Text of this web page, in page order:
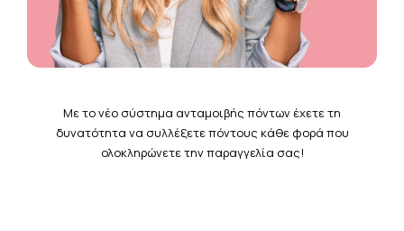
Με το νέο σύστημα ανταμοιβής πόντων έχετε τη
δυνατότητα να συλλέξετε πόντους κάθε φορά που
ολοκληρώνετε την παραγγελία σας!